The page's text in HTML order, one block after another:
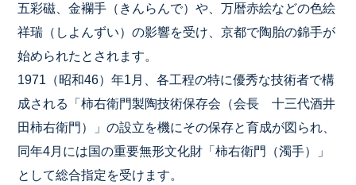
五彩磁、金襴手（きんらんで）や、万暦赤絵などの色絵
祥瑞（しよんずい）の影響を受け、京都で陶胎の錦手が
始められたとされます。
1971（昭和46）年1月、各工程の特に優秀な技術者で構
成される「柿右衛門製陶技術保存会（会長 十三代酒井
田柿右衛門）」の設立を機にその保存と育成が図られ、
同年4月には国の重要無形文化財「柿右衛門（濁手）」
として総合指定を受けます。